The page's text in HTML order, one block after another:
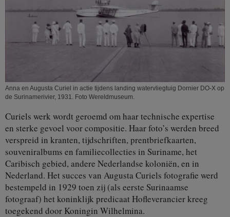
Anna en Augusta Curiel in actie tijdens landing watervliegtuig Dornier DO-X op
de Surinamerivier, 1931. Foto Wereldmuseum.
Curiels werk wordt geroemd om haar technische expertise
en sterke gevoel voor compositie. Haar foto’s werden breed
verspreid in kranten, tijdschriften, prentbriefkaarten,
souveniralbums en familiecollecties in Suriname, het
Caribisch gebied, andere Nederlandse koloniën, en in
Nederland. Het succes van Augusta Curiels fotografie werd
bestempeld in 1929 toen zij (als eerste Surinaamse
fotograaf) het koninklijk predicaat Hofleverancier kreeg
toegekend door Koningin Wilhelmina.